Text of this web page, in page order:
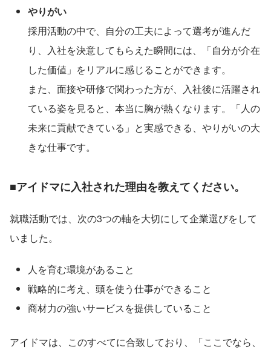
やりがい
採用活動の中で、自分の工夫によって選考が進んだ
り、入社を決意してもらえた瞬間には、「自分が介在
した価値」をリアルに感じることができます。
また、面接や研修で関わった方が、入社後に活躍され
ている姿を見ると、本当に胸が熱くなります。「人の
未来に貢献できている」と実感できる、やりがいの大
きな仕事です。
■アイドマに入社された理由を教えてください。
就職活動では、次の3つの軸を大切にして企業選びをして
いました。
人を育む環境があること
戦略的に考え、頭を使う仕事ができること
商材力の強いサービスを提供していること
アイドマは、このすべてに合致しており、「ここでなら、